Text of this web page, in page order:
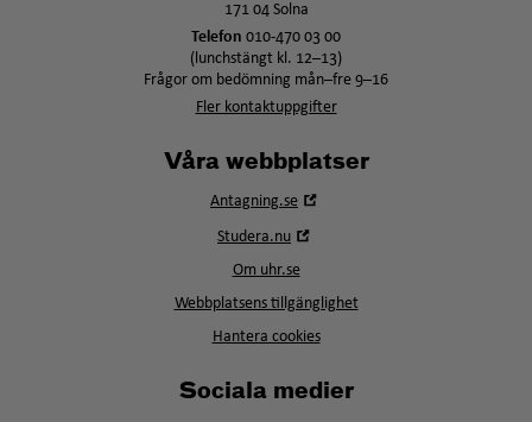
171 04 Solna
Telefon 010-470 03 00
(lunchstängt kl. 12–13)
Frågor om bedömning mån–fre 9–16
Fler kontaktuppgifter
Våra webbplatser
Antagning.se
Studera.nu
fönster
Om uhr.se
Webbplatsens tillgänglighet
Hantera cookies
Sociala medier